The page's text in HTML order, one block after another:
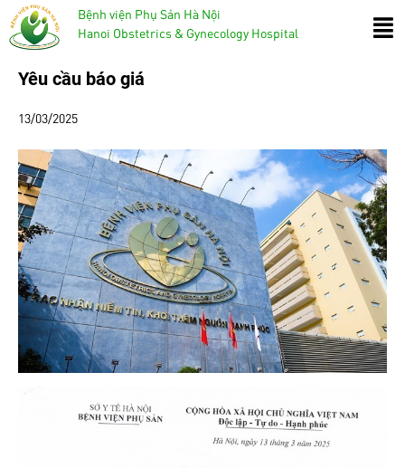
Bệnh viện Phụ Sản Hà Nội
Hanoi Obstetrics & Gynecology Hospital
Yêu cầu báo giá
13/03/2025